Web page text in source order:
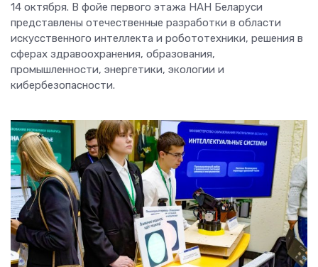
14 октября. В фойе первого этажа НАН Беларуси
представлены отечественные разработки в области
искусственного интеллекта и робототехники, решения в
сферах здравоохранения, образования,
промышленности, энергетики, экологии и
кибербезопасности.